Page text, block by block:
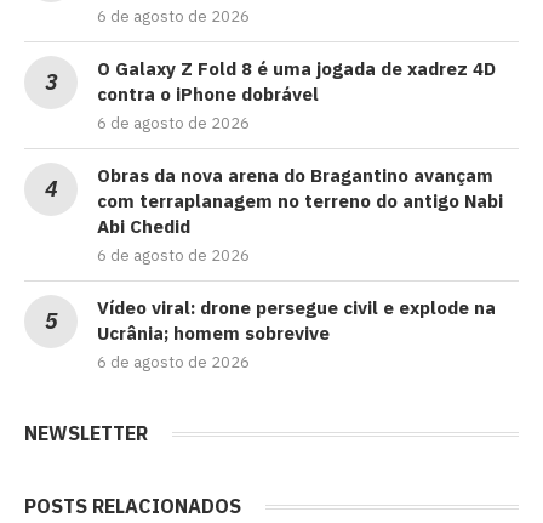
6 de agosto de 2026
O Galaxy Z Fold 8 é uma jogada de xadrez 4D
contra o iPhone dobrável
6 de agosto de 2026
Obras da nova arena do Bragantino avançam
com terraplanagem no terreno do antigo Nabi
Abi Chedid
6 de agosto de 2026
Vídeo viral: drone persegue civil e explode na
Ucrânia; homem sobrevive
6 de agosto de 2026
NEWSLETTER
POSTS RELACIONADOS